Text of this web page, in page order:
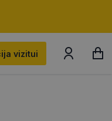
vizitui